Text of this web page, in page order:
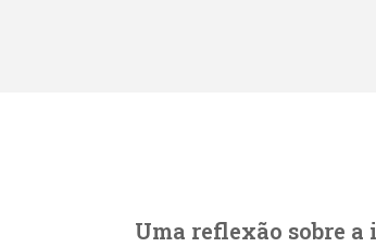
Uma reflexão sobre